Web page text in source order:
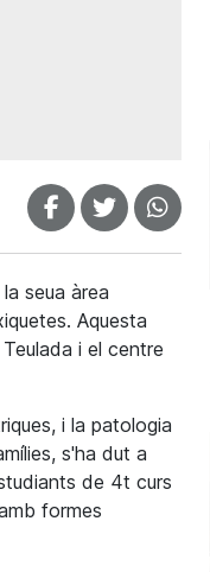
seua àrea
Aquesta
i el centre
i la patologia
s'ha dut a
de 4t curs
formes